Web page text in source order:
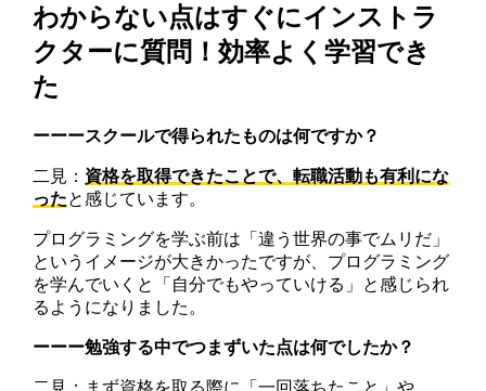
わからない点はすぐにインストラ
クターに質問！効率よく学習でき
た
ーーースクールで得られたものは何ですか？
二見： 資格を取得できたことで、転職活動も有利にな
ったと感じています。
プログラミングを学ぶ前は「違う世界の事でムリだ」
というイメージが大きかったですが、プログラミング
を学んでいくと「自分でもやっていける」と感じられ
るようになりました。
ーーー勉強する中でつまずいた点は何でしたか？
二見：まず資格を取る際に「一回落ちたこと」や、